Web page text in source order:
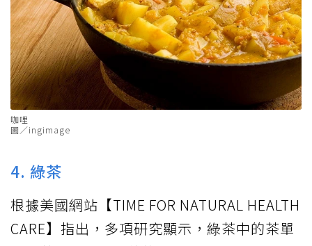
咖哩
圖／ingimage
4. 綠茶
根據美國網站【TIME FOR NATURAL HEALTH
CARE】指出，多項研究顯示，綠茶中的茶單